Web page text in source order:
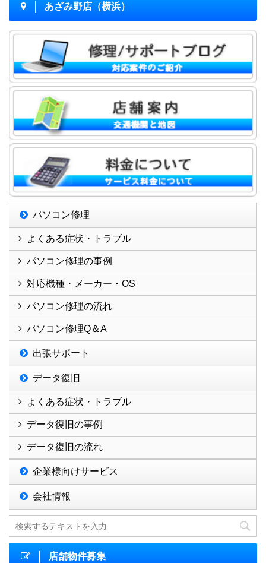
あざみ野店（横浜）
パソコン修理
よくある症状・トラブル
パソコン修理の事例
対応機種・メーカー・OS
パソコン修理の流れ
パソコン修理Q＆A
出張サポート
データ復旧
よくある症状・トラブル
データ復旧の事例
データ復旧の流れ
企業様向けサービス
会社情報
店舗物件募集